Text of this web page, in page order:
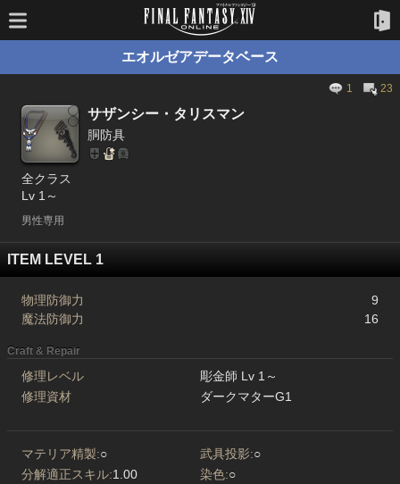
エオルゼアデータベース
1 23
サザンシー・タリスマン
胴防具
全クラス
Lv 1～
男性専用
ITEM LEVEL 1
物理防御力
9
魔法防御力
16
Craft & Repair
修理レベル
彫金師 Lv 1～
修理資材
ダークマターG1
マテリア精製:○ 武具投影:○
分解適正スキル:1.00 染色:○